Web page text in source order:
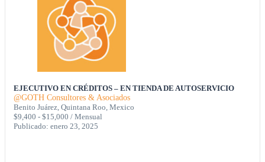
EJECUTIVO EN CRÉDITOS – EN TIENDA DE AUTOSERVICIO
@GOTH Consultores & Asociados
Benito Juárez, Quintana Roo, Mexico
$9,400 - $15,000 / Mensual
Publicado: enero 23, 2025